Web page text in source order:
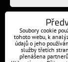
Soubory cookie
tohoto webu, k
údajů o jeho
služby třetích
přenášena